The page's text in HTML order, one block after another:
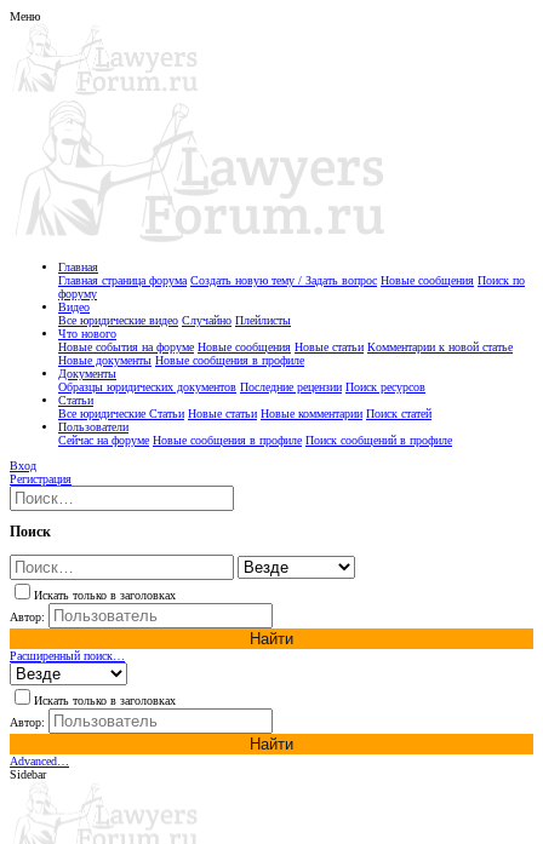
Меню
Главная
Главная страница форума Создать новую тему / Задать вопрос Новые сообщения Поиск по
форуму
Видео
Все юридические видео Случайно Плейлисты
Что нового
Новые события на форуме Новые сообщения Новые статьи Комментарии к новой статье
Новые документы Новые сообщения в профиле
Документы
Образцы юридических документов Последние рецензии Поиск ресурсов
Статьи
Все юридические Статьи Новые статьи Новые комментарии Поиск статей
Пользователи
Сейчас на форуме Новые сообщения в профиле Поиск сообщений в профиле
Вход
Регистрация
Поиск
Искать только в заголовках
Автор:
Найти
Расширенный поиск…
Искать только в заголовках
Автор:
Найти
Advanced…
Sidebar